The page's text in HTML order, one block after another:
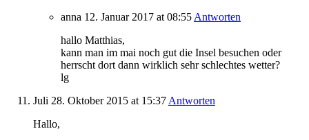
anna 12. Januar 2017 at 08:55 Antworten
hallo Matthias,
kann man im mai noch gut die Insel besuchen oder
herrscht dort dann wirklich sehr schlechtes wetter?
lg
Juli 28. Oktober 2015 at 15:37 Antworten
Hallo,